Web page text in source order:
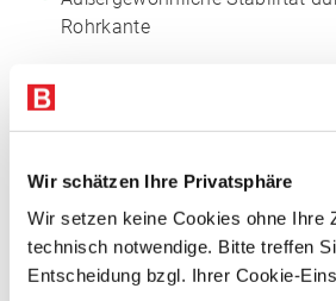
Wir schätzen Ihre Privatsphäre
Wir setzen keine Cookies ohne Ihre
technisch notwendige. Bitte treffen
Entscheidung bzgl. Ihrer Cookie-
Rohrkante
Vorteile
Attraktives Preis-Leistungs-
Einfache Montage